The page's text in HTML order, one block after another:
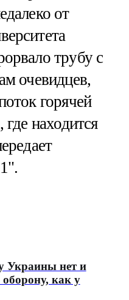
от
трубу с
очевидцев,
горячей
находится
Украины нет и
оборону, как у